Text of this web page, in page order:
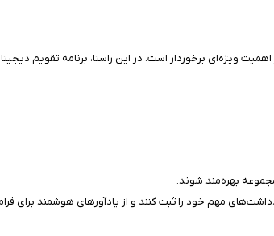
ویژه‌ای برخوردار است. در این راستا، برنامه تقویم
بهره‌مند شوند.
مهم خود را ثبت کنند و از یادآورهای هوشمند برای